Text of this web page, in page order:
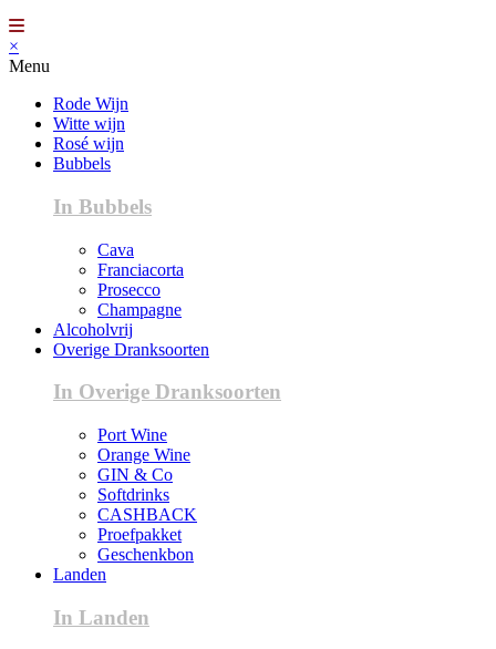
×
Menu
Rode Wijn
Witte wijn
Rosé wijn
Bubbels
In Bubbels
Cava
Franciacorta
Prosecco
Champagne
Alcoholvrij
Overige Dranksoorten
In Overige Dranksoorten
Port Wine
Orange Wine
GIN & Co
Softdrinks
CASHBACK
Proefpakket
Geschenkbon
Landen
In Landen